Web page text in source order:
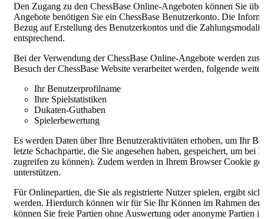
Den Zugang zu den ChessBase Online-Angeboten können Sie
Angebote benötigen Sie ein ChessBase Benutzerkonto. Die
Bezug auf Erstellung des Benutzerkontos und die
entsprechend.
Bei der Verwendung der ChessBase Online-Angebote werden
Besuch der ChessBase Website verarbeitet werden, folgende
Ihr Benutzerprofilname
Ihre Spielstatistiken
Dukaten-Guthaben
Spielerbewertung
Es werden Daten über Ihre Benutzeraktivitäten erhoben, um Ihr
letzte Schachpartie, die Sie angesehen haben, gespeichert, um
zugreifen zu können). Zudem werden in Ihrem Browser Cookie
unterstützen.
Für Onlinepartien, die Sie als registrierte Nutzer spielen, ergibt
werden. Hierdurch können wir für Sie Ihr Können im Rahmen
können Sie freie Partien ohne Auswertung oder anonyme Partien